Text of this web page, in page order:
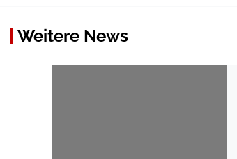
Weitere News